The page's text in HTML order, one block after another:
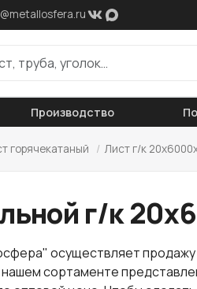
Производство
горячекатаный / Лист г/к
г/к
осуществляет продажу
нашем сортаменте